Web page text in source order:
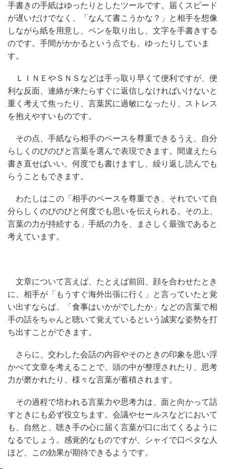
手書きの手紙はゆったりとしたツールです。届くスピード
が遅いだけでなく、「なんて書こうかな？」と相手を想像
しながら紙を用意し、ペンを取り出し、文字を手書きする
のです。手間がかかるという点でも、ゆったりしていま
す。
ＬＩＮＥやＳＮＳなどは手っ取り早くて便利ですが、便
利な反面、連絡が来たらすぐに返信しなければいけないと
重く考えて焦ったり、言葉尻に過敏になったり、ストレス
を抱えやすいものです。
その点、手紙なら相手のペースを尊重できるうえ、自分
らしくのびのびと言葉を選んで表現できます。間違えたら
書き直せばいい。何度でも書けますし、繰り返し読んでも
らうこともできます。
わたしはこの「相手のペースを尊重でき、それでいて自
分らしくのびのびと何度でも思いを伝えられる。その上、
言葉の力が持続する」手紙の力を、まさしく最強であると
考えています。
文章について言えば、たとえば前回、顔を合わせたとき
に、相手が「もうすぐ海外出張に行く」と言っていたと覚
い出すならば、「食事はいかがでしたか」などの言葉で相
手の話をちゃんと聴いて覚えているという誠実な姿勢を打
ち出すことができます。
さらに、交わした会話の内容やそのときの印象を思い浮
かべて文章を考えることで、頭の中が整理されたり、思考
力が磨かれたり、様々な言葉が蓄積されます。
その過程で培われる言葉力や思考力は、面と向かって話
すときにも必ず役立ちます。会議やセールスなどにおいて
も、自然と、聴き手の心に届く言葉が口に出てくるように
なるでしょう。感覚的なものですが、シャイで口ベタな人
ほど、この効果が期待できるようです。